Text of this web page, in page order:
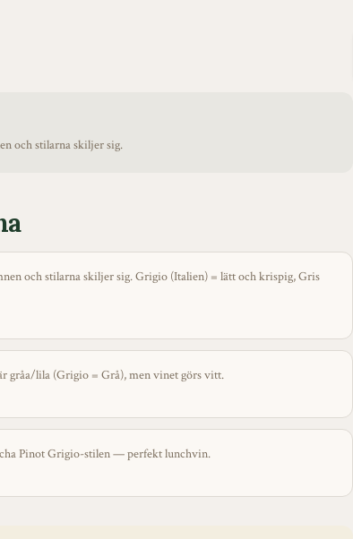
och stilarna skiljer sig.
och stilarna skiljer sig. Grigio (Italien) = lätt och krispig, Gris
gråa/lila (Grigio = Grå), men vinet görs vitt.
Pinot Grigio-stilen — perfekt lunchvin.